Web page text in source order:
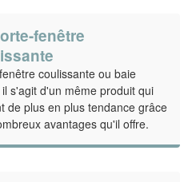
fenêtre
coulissante ou baie
s'agit d'un même produit qui
de plus en plus tendance grâce
avantages qu'il offre.